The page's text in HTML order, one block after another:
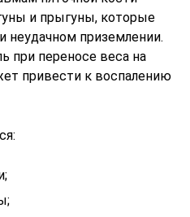
и прыгуны, которые
неудачном приземлении.
при переносе веса на
привести к воспалению